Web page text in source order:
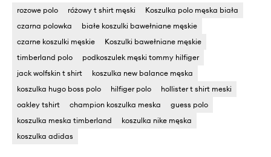
rozowe polo różowy t shirt męski
Koszulka polo męska biała
czarna polowka
białe koszulki bawełniane męskie
czarne koszulki męskie
Koszulki bawełniane męskie
timberland polo
podkoszulek męski tommy hilfiger
jack wolfskin t shirt
koszulka new balance męska
koszulka hugo boss polo
hilfiger polo
hollister t shirt meski
oakley tshirt
champion koszulka meska
guess polo
koszulka meska timberland
koszulka nike męska
koszulka adidas